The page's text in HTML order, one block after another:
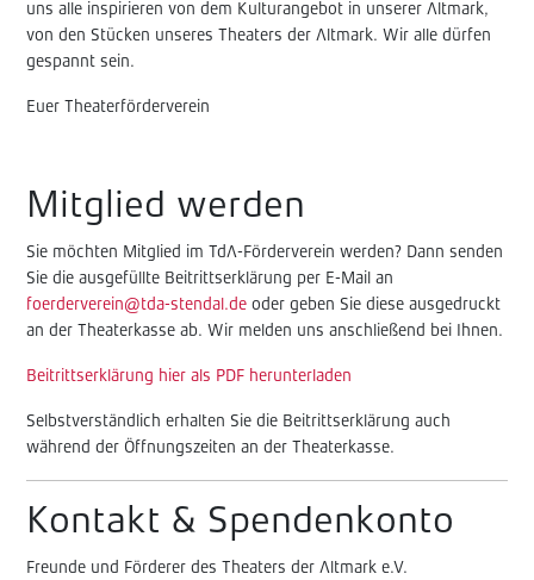
uns alle inspirieren von dem Kulturangebot in unserer Altmark,
von den Stücken unseres Theaters der Altmark. Wir alle dürfen
gespannt sein.
Euer Theaterförderverein
Mitglied werden
Sie möchten Mitglied im TdA-Förderverein werden? Dann senden
Sie die ausgefüllte Beitrittserklärung per E-Mail an
foerderverein@tda-stendal.de oder geben Sie diese ausgedruckt
an der Theaterkasse ab. Wir melden uns anschließend bei Ihnen.
Beitrittserklärung hier als PDF herunterladen
Selbstverständlich erhalten Sie die Beitrittserklärung auch
während der Öffnungszeiten an der Theaterkasse.
Kontakt & Spendenkonto
Freunde und Förderer des Theaters der Altmark e.V.